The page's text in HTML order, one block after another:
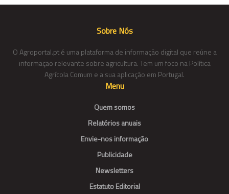
Sobre Nós
O Agroportal.pt é uma plataforma de informação digital que reúne a
informação relevante sobre agricultura. Tem um foco na Política
Agrícola Comum e a sua aplicação em Portugal.
Menu
Quem somos
Relatórios anuais
Envie-nos informação
Publicidade
Newsletters
Estatuto Editorial